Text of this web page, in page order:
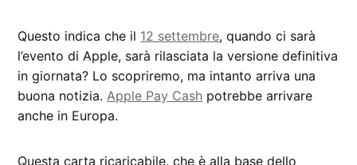
Questo indica che il 12 settembre, quando ci sarà
l’evento di Apple, sarà rilasciata la versione definitiva
in giornata? Lo scopriremo, ma intanto arriva una
buona notizia.Apple Pay Cash potrebbe arrivare
anche in Europa.
Questa carta ricaricabile, che è alla base dello